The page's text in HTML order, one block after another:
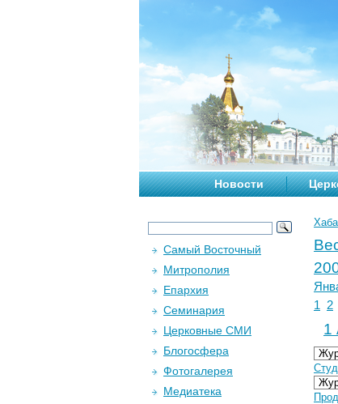
Новости
1
2
1
Самый Восточный
Митрополия
Епархия
Семинария
Церковные СМИ
Блогосфера
Фотогалерея
Медиатека